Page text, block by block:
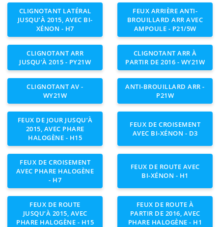
CLIGNOTANT LATÉRAL
JUSQU’À 2015, AVEC BI-
XÉNON - H7
FEUX ARRIÈRE ANTI-
BROUILLARD ARR AVEC
AMPOULE - P21/5W
CLIGNOTANT ARR
JUSQU’À 2015 - PY21W
CLIGNOTANT ARR À
PARTIR DE 2016 - WY21W
CLIGNOTANT AV -
WY21W
ANTI-BROUILLARD ARR -
P21W
FEUX DE JOUR JUSQU’À
2015, AVEC PHARE
HALOGÈNE - H15
FEUX DE CROISEMENT
AVEC BI-XÉNON - D3
FEUX DE CROISEMENT
AVEC PHARE HALOGÈNE
- H7
FEUX DE ROUTE AVEC
BI-XÉNON - H1
FEUX DE ROUTE
JUSQU’À 2015, AVEC
PHARE HALOGÈNE - H15
FEUX DE ROUTE À
PARTIR DE 2016, AVEC
PHARE HALOGÈNE - H1